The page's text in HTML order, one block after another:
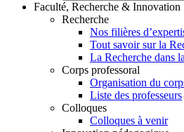
Faculté, Recherche & Innovation
Recherche
Nos filières
Tout savoir sur la
La Recherche dans
Corps professoral
Organisation du
Liste des professeurs
Colloques
Colloques à venir